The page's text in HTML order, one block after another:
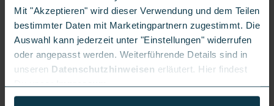
Mit "Akzeptieren" wird dieser Verwendung und dem Teilen
bestimmter Daten mit Marketingpartnern zugestimmt. Die
Auswahl kann jederzeit unter "Einstellungen" widerrufen
oder angepasst werden. Weiterführende Details sind in
unseren Datenschutzhinweisen erläutert. Hier findest
Du unserImpressum.
BARRIERE MELDEN
Notiere die URL der betroffenen Seite
Beschreibe kurz, was nicht funktioniert und gib
an, auf welchem Gerät Du die Barriere entdeckt
hast (Laptop, Handy, Tablet).